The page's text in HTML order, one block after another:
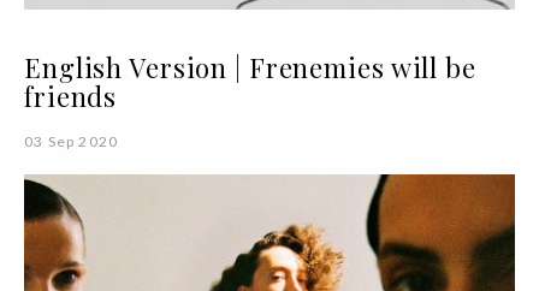
English Version | Frenemies will be
friends
03 Sep 2020